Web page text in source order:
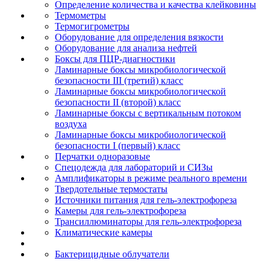
Определение количества и качества клейковины
Термометры
Термогигрометры
Оборудование для определения вязкости
Оборудование для анализа нефтей
Боксы для ПЦР-диагностики
Ламинарные боксы микробиологической
безопасности III (третий) класс
Ламинарные боксы микробиологической
безопасности II (второй) класс
Ламинарные боксы с вертикальным потоком
воздуха
Ламинарные боксы микробиологической
безопасности I (первый) класс
Перчатки одноразовые
Спецодежда для лабораторий и СИЗы
Амплификаторы в режиме реального времени
Твердотельные термостаты
Источники питания для гель-электрофореза
Камеры для гель-электрофореза
Трансиллюминаторы для гель-электрофореза
Климатические камеры
Бактерицидные облучатели